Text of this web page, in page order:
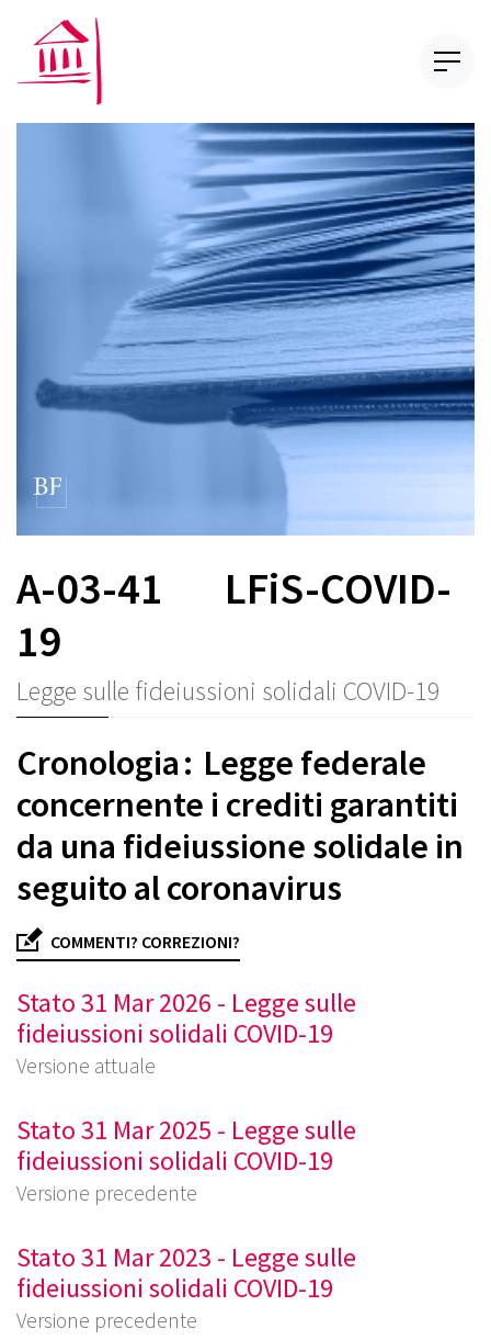
A-03-41
LFiS-COVID-
19
Legge sulle fideiussioni solidali COVID-19
Cronologia : Legge federale
concernente i crediti garantiti
da una fideiussione solidale in
seguito al coronavirus
COMMENTI? CORREZIONI?
Stato 31 Mar 2026 - Legge sulle
fideiussioni solidali COVID-19
Versione attuale
Stato 31 Mar 2025 - Legge sulle
fideiussioni solidali COVID-19
Versione precedente
Stato 31 Mar 2023 - Legge sulle
fideiussioni solidali COVID-19
Versione precedente